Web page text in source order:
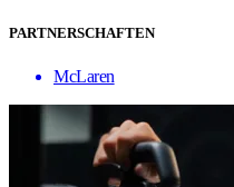
PARTNERSCHAFTEN
McLaren